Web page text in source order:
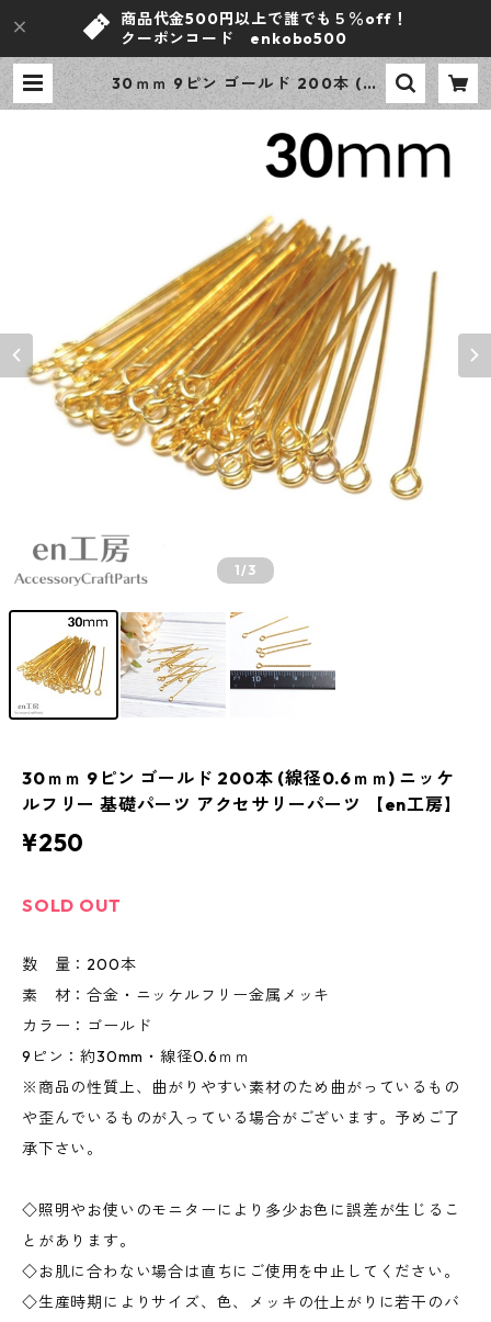
商品代金500円以上で誰でも５％off！
クーポンコード enkobo500
30ｍｍ 9ピン ゴールド 200本 (線
径0.6ｍｍ) ニッケルフリー 基礎パ
房】 | ｅｎ工房
1/3
30ｍｍ 9ピン ゴールド 200本 (線径0.6ｍｍ) ニッケ
ルフリー 基礎パーツ アクセサリーパーツ 【en工房】
¥250
SOLD OUT
数 量：200本
素 材：合金・ニッケルフリー金属メッキ
カラー：ゴールド
9ピン：約30mm・線径0.6ｍｍ
※商品の性質上、曲がりやすい素材のため曲がっているもの
や歪んでいるものが入っている場合がございます。予めご了
承下さい。
◇照明やお使いのモニターにより多少お色に誤差が生じるこ
とがあります。
◇お肌に合わない場合は直ちにご使用を中止してください。
◇生産時期によりサイズ、色、メッキの仕上がりに若干のバ